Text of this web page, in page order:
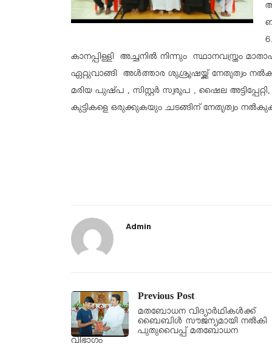
കാനപ്പിള്ളി അച്ചനിൽ നിന്നും സ്ഥാനവസ്ത്രം
ഏറ്റുവാങ്ങി അൾത്താര ശുശ്രൂഷയ്ക്ക് നേതൃത്വം
മരിയ പുഷ്പ , സിസ്റ്റർ സ്വരൂപ , ഷൈല
കുട്ടികളെ ഒരുക്കുകയും ചടങ്ങിന് നേതൃത്വം
Admin
Previous Post
മതബോധന വിദ്യാർഥികൾക്ക്
ബൈബിൾ സൗജന്യമായി നൽകി
പുതുവൈപ്പ് മതബോധന
വിഭാഗം